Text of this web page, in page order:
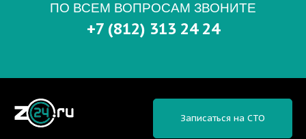
ПО ВСЕМ ВОПРОСАМ ЗВОНИТЕ
+7 (812) 313 24 24
Записаться на СТО